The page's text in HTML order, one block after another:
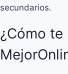
secundarios.
¿Cómo